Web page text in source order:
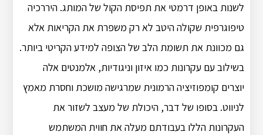
לשנות באופן דרמטי את תפיסת הקול של המותג. היררכיה
טיפוגרפית שקולה היטב לא רק משפרת את הקריאות אלא
גם מכוונת את תשומת הלב של הצופה למידע הקריטי ביותר.
בשילוב עם עקרונות כמו איזון וניגודיות, אלמנטים אלה
יוצרים קומפוזיציה הרמונית שמרגישה מושכת וחסרת מאמץ
לניווט. בסופו של דבר, היכולת של מעצב לשזור את
העקרונות הללו בעבודתם מעלה את חווית המשתמש